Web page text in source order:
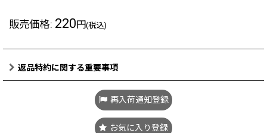
販売価格: 220円(税込)
返品特約に関する重要事項
再入荷通知登録
お気に入り登録